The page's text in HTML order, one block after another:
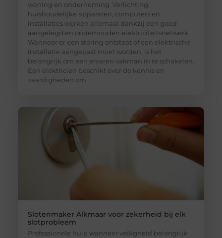
woning en onderneming. Verlichting,
huishoudelijke apparaten, computers en
installaties werken allemaal dankzij een goed
aangelegd en onderhouden elektriciteitsnetwerk.
Wanneer er een storing ontstaat of een elektrische
installatie aangepast moet worden, is het
belangrijk om een ervaren vakman in te schakelen.
Een elektricien beschikt over de kennis en
vaardigheden om
Slotenmaker Alkmaar voor zekerheid bij elk
slotprobleem
Professionele hulp wanneer veiligheid belangrijk